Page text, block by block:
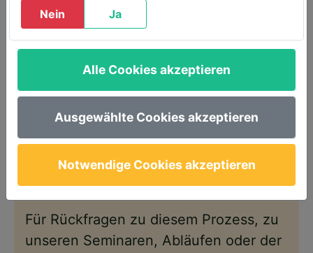
ein.
Wählen Sie die Option „Passwort
vergessen“.
Sie erhalten umgehend eine E-Mail mit
einem Link, um ein neues Passwort
festzulegen.
Anschließend steht Ihnen Ihr Account
wie gewohnt – nun im neuen Design –
wieder zur Verfügung.
Für Rückfragen zu diesem Prozess, zu
unseren Seminaren, Abläufen oder der
Nein Ja
Alle Cookies akzeptieren
Ausgewählte Cookies akzeptieren
Notwendige Cookies akzeptieren